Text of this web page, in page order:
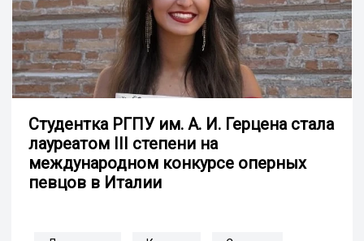
Студентка РГПУ им. А. И. Герцена стала
лауреатом III степени на
международном конкурсе оперных
певцов в Италии